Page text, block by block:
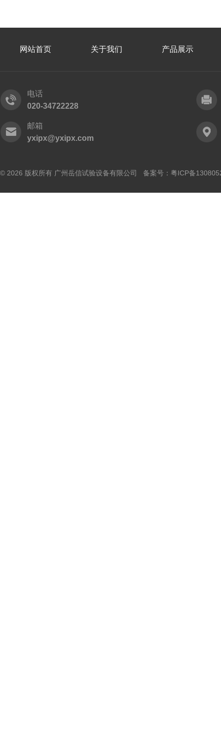
网站首页 关于我们 产品展示
电话
020-34722228
邮箱
yxipx@yxipx.com
© 2026 版权所有 广州岳信试验设备有限公司 备案号： 粤ICP备